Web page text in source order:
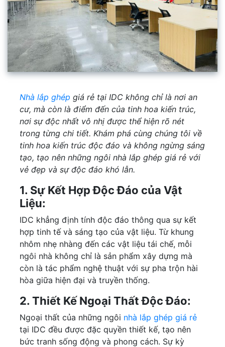
Nhà lắp ghép giá rẻ tại IDC không chỉ là nơi an
cư, mà còn là điểm đến của tinh hoa kiến trúc,
nơi sự độc nhất vô nhị được thể hiện rõ nét
trong từng chi tiết. Khám phá cùng chúng tôi về
tinh hoa kiến trúc độc đáo và không ngừng sáng
tạo, tạo nên những ngôi nhà lắp ghép giá rẻ với
vẻ đẹp và sự độc đáo khó lẫn.
1. Sự Kết Hợp Độc Đáo của Vật
Liệu:
IDC khẳng định tính độc đáo thông qua sự kết
hợp tinh tế và sáng tạo của vật liệu. Từ khung
nhôm nhẹ nhàng đến các vật liệu tái chế, mỗi
ngôi nhà không chỉ là sản phẩm xây dựng mà
còn là tác phẩm nghệ thuật với sự pha trộn hài
hòa giữa hiện đại và truyền thống.
2. Thiết Kế Ngoại Thất Độc Đáo:
Ngoại thất của những ngôi nhà lắp ghép giá rẻ
tại IDC đều được đặc quyền thiết kế, tạo nên
bức tranh sống động và phong cách. Sự kỳ